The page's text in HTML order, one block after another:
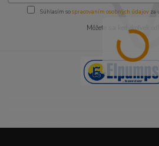
Súhlasím sospracovaním osobných údajov za
Môžete sa kedykoľvek